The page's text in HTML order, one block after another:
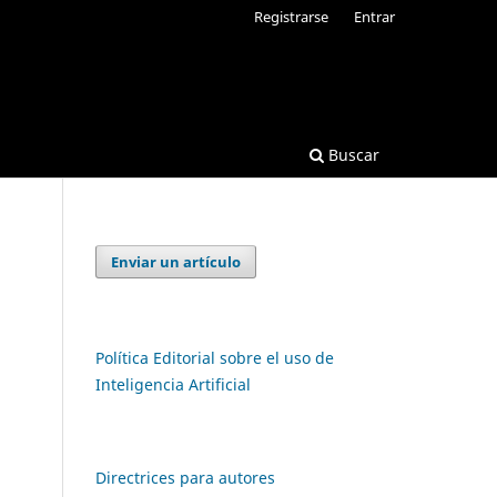
Buscar
Registrarse Entrar
Enviar un artículo
Política Editorial sobre el uso de
Inteligencia Artificial
Directrices para autores